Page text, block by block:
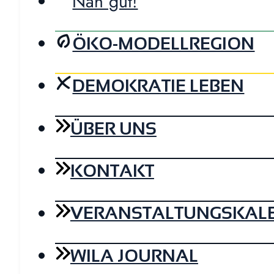
ÖKO-MODELLREGION
DEMOKRATIE LEBEN
ÜBER UNS
KONTAKT
WILA JOURNAL